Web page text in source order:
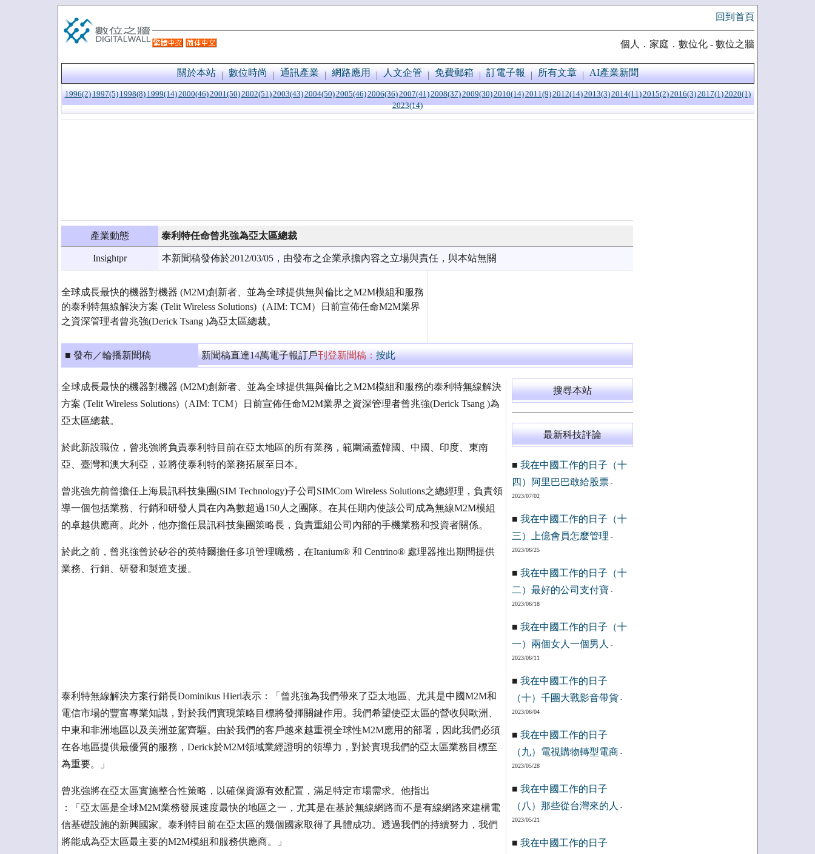
回到首頁
個人．家庭．數位化 - 數位之牆
關於本站 數位時尚 通訊產業 網路應用 人文企管 免費郵箱 訂電子報 所有文章 AI產業新聞
1996(2) 1997(5) 1998(8) 1999(14)2000(46)2001(50)2002(51)2003(43)2004(50)2005(46)2006(36)2007(41)2008(37)2009(30)2010(14)2011(9)2012(14)2013(3)2014(11)2015(2)2016(3)2017(1)2020(1)
2023(14)
產業動態 泰利特任命曾兆強為亞太區總裁
Insightpr 本新聞稿發佈於2012/03/05，由發布之企業承擔內容之立場與責任，與本站無關
全球成長最快的機器對機器 (M2M)創新者、並為全球提供無與倫比之M2M模組和服務
的泰利特無線解決方案 (Telit Wireless Solutions)（AIM: TCM）日前宣佈任命M2M業界
之資深管理者曾兆強(Derick Tsang )為亞太區總裁。
■ 發布／輪播新聞稿 新聞稿直達14萬電子報訂戶刊登新聞稿：按此
全球成長最快的機器對機器 (M2M)創新者、並為全球提供無與倫比之M2M模組和服務的泰利特無線解決
方案 (Telit Wireless Solutions)（AIM: TCM）日前宣佈任命M2M業界之資深管理者曾兆強(Derick Tsang )為
亞太區總裁。
於此新設職位，曾兆強將負責泰利特目前在亞太地區的所有業務，範圍涵蓋韓國、中國、印度、東南
亞、臺灣和澳大利亞，並將使泰利特的業務拓展至日本。
曾兆強先前曾擔任上海晨訊科技集團(SIM Technology)子公司SIMCom Wireless Solutions之總經理，負責領
導一個包括業務、行銷和研發人員在內為數超過150人之團隊。在其任期內使該公司成為無線M2M模組
的卓越供應商。此外，他亦擔任晨訊科技集團策略長，負責重組公司內部的手機業務和投資者關係。
於此之前，曾兆強曾於矽谷的英特爾擔任多項管理職務，在Itanium® 和 Centrino® 處理器推出期間提供
業務、行銷、研發和製造支援。
泰利特無線解決方案行銷長Dominikus Hierl表示：「曾兆強為我們帶來了亞太地區、尤其是中國M2M和
電信市場的豐富專業知識，對於我們實現策略目標將發揮關鍵作用。我們希望使亞太區的營收與歐洲、
中東和非洲地區以及美洲並駕齊驅。由於我們的客戶越來越重視全球性M2M應用的部署，因此我們必須
在各地區提供最優質的服務，Derick於M2M領域業經證明的領導力，對於實現我們的亞太區業務目標至
為重要。」
曾兆強將在亞太區實施整合性策略，以確保資源有效配置，滿足特定市場需求。他指出
：「亞太區是全球M2M業務發展速度最快的地區之一，尤其是在基於無線網路而不是有線網路來建構電
信基礎設施的新興國家。泰利特目前在亞太區的幾個國家取得了具體成功。透過我們的持續努力，我們
將能成為亞太區最主要的M2M模組和服務供應商。」
搜尋本站
最新科技評論
■ 我在中國工作的日子（十
四）阿里巴巴敢給股票-
2023/07/02
■ 我在中國工作的日子（十
三）上億會員怎麼管理 -
2023/06/25
■ 我在中國工作的日子（十
二）最好的公司支付寶 -
2023/06/18
■ 我在中國工作的日子（十
一）兩個女人一個男人
-
2023/06/11
■ 我在中國工作的日子
（十）千團大戰影音帶貨 -
2023/06/04
■ 我在中國工作的日子
（九）電視購物轉型電商 -
2023/05/28
■ 我在中國工作的日子
（八）那些從台灣來的人
-
2023/05/21
■ 我在中國工作的日子